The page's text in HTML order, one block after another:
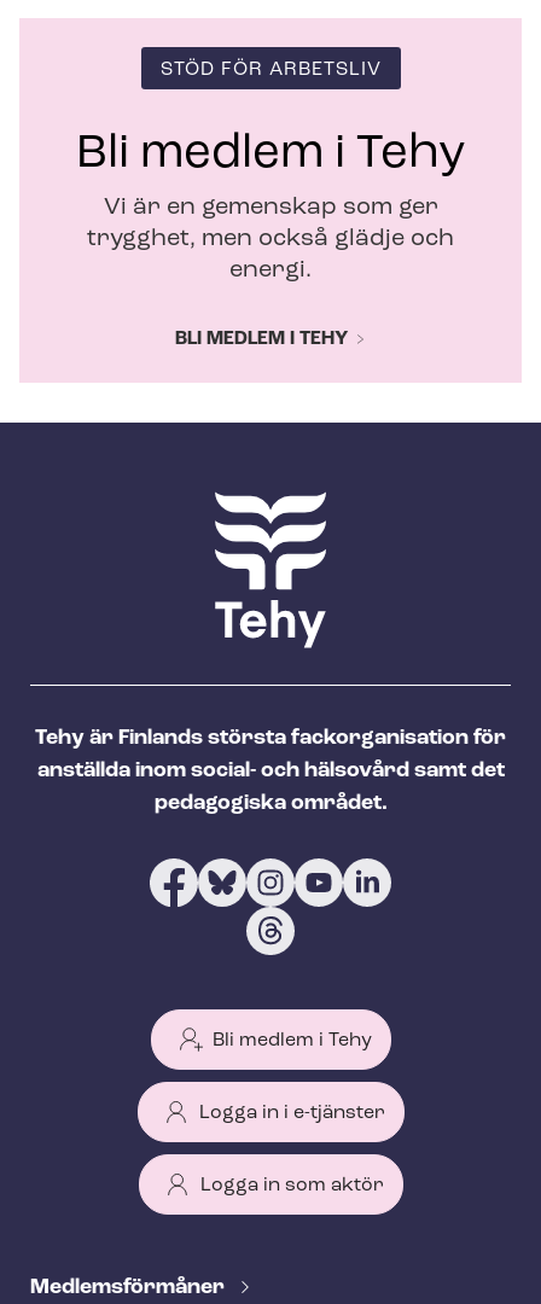
STÖD FÖR ARBETSLIV
Bli medlem i Tehy
Vi är en gemenskap som ger
trygghet, men också glädje och
energi.
BLI MEDLEM I TEHY
Tehy är Finlands största fackorganisation för
anställda inom social- och hälsovård samt det
pedagogiska området.
Bli medlem i Tehy
Logga in i e-tjänster
Logga in som aktör
e
Med­lems­för­må­ner